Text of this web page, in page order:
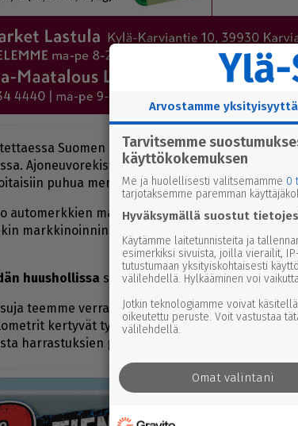
Suo­men koko säh­kö­au­to­kan­ta on
Ajo­neu­vo­re­kis­te­ris­sä on yli vii­si mil­joo­naa
pu­hua mer­kit­tä­väs­tä osuu­des­ta
au­to­merk­kien mark­ki­noin­tia, niin
mark­ki­noin­nin sel­keä kär­ki.
huus­hol­lis­sa siir­ryt­tiin säh­kö­au­toi­li­joik­si
teem­me ver­ra­ten har­voin, lä­hin­nä
ker­ty­vät työ­a­jois­ta lä­hi­kun­nis­sa,
har­ras­tuk­sien pa­riin. Vuo­sit­tain ki­lo­met­re­jä
Arvostamme
Tarvitsemme
käyttökokemuksen
Me ja huolellisesti valitsemamme 0
tarjotaksemme paremman
Hyväksymällä suostut
Käytämme laitetunnisteita ja
esimerkiksi sivuista, joilla vierailit,
tutustumaan yksityiskohtaisesti
välilehdellä. Hylkääminen voi
Jotkin teknologiamme voivat
oikeutettu peruste. Voit vastustaa
välilehdellä.
Omat valintani